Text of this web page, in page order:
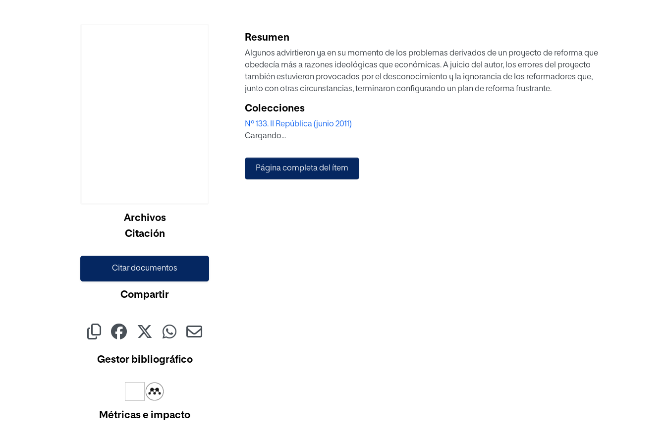
Archivos
Citación
Citar documentos
Compartir
Gestor bibliográfico
Métricas e impacto
Resumen
Algunos advirtieron ya en su momento de los problemas derivados de un proyecto de reforma que
obedecía más a razones ideológicas que económicas. A juicio del autor, los errores del proyecto
también estuvieron provocados por el desconocimiento y la ignorancia de los reformadores que,
junto con otras circunstancias, terminaron configurando un plan de reforma frustrante.
Colecciones
Nº 133. II República (junio 2011)
Cargando...
Página completa del ítem